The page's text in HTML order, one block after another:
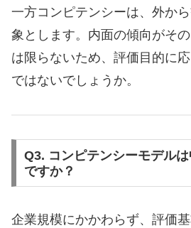
一方コンピテンシーは、外か
象とします。内面の傾向がそ
は限らないため、評価目的に
ではないでしょうか。
Q3. コンピテンシーモデル
ですか？
企業規模にかかわらず、評価